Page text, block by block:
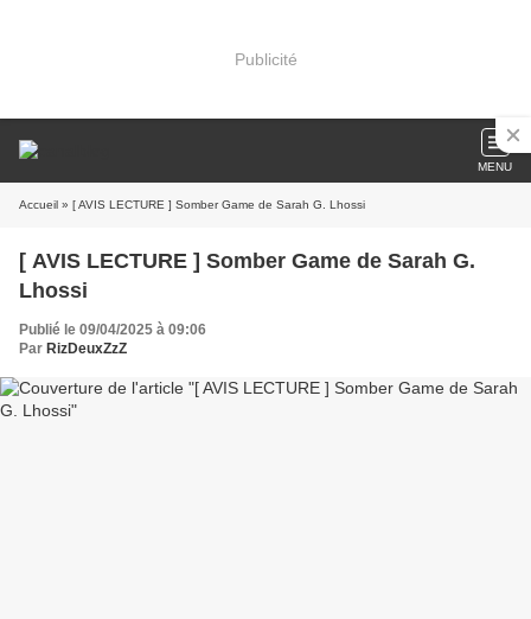
Publicité
MENU
Accueil » [ AVIS LECTURE ] Somber Game de Sarah G. Lhossi
[ AVIS LECTURE ] Somber Game de Sarah G.
Lhossi
Publié le 09/04/2025 à 09:06
Par RizDeuxZzZ